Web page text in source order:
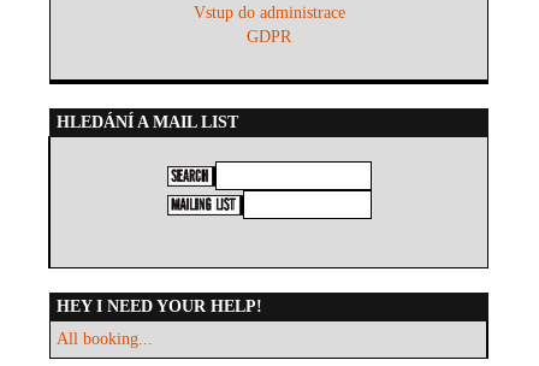
Vstup do administrace
GDPR
HLEDÁNÍ A MAIL LIST
HEY I NEED YOUR HELP!
All booking...